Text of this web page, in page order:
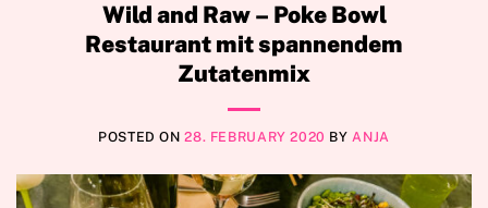
Wild and Raw – Poke Bowl
Restaurant mit spannendem
Zutatenmix
POSTED ON28. FEBRUARY 2020 BYANJA